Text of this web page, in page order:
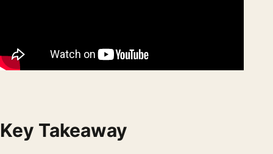
Key Takeaway